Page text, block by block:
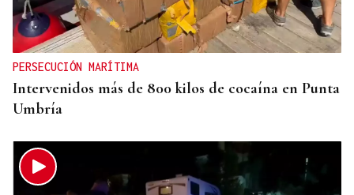
Vázquez Alvite, nuevo presidente del Comité
Técnico en Galicia
PERSECUCIÓN MARÍTIMA
Intervenidos más de 800 kilos de cocaína en Punta
Umbría